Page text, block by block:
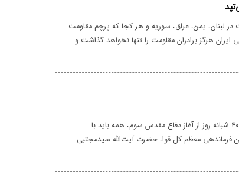
لبنان، یمن، عراق، سوریه و هر کجا که پرچم مقاومت
هرگز برادران مقاومت را تنها نخواهد گذاشت و
در اربعین شهادت امام امت و با گذشت ۴۰ شبانه روز از آغاز دفاع مقدس سوم، همه باید با
فرماندهی معظم کل قوا، حضرت آیت‌الله سیدمجتبی